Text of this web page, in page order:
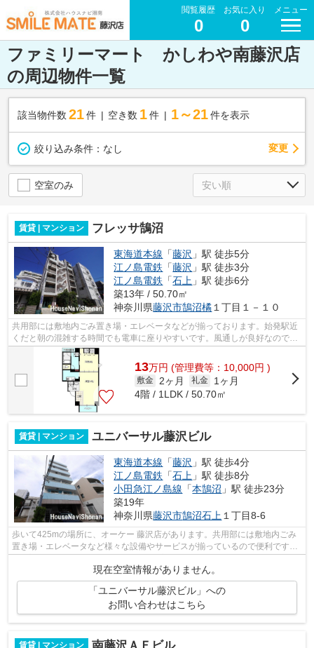
閲覧履歴
0
お気に入り
0
メニュー
ファミリーマート かしわや南藤沢店
の周辺物件一覧
該当物件数 21件 空き数 1 件 1～21 件を表示
絞り込み条件： なし 変更
空室のみ
賃貸 | マンション フレッサ鵠沼
東海道本線 「藤沢 」駅 徒歩5分
江ノ島電鉄 「藤沢 」駅 徒歩3分
江ノ島電鉄 「石上 」駅 徒歩6分
築13年 / 50.70㎡
神奈川県藤沢市鵠沼橘 １丁目１－１０
共用部には敷地内ごみ置き場・エレベータなどが揃っております。始発駅近
くだと朝の混雑する時間でも電車に座りやすいです。風通しが良好なので、
夏も涼しい風がはいってきます。デザ...
13万円 (管理費等：10,000円 )
敷金 2ヶ月 礼金
1ヶ月
4階 / 1LDK / 50.70㎡
賃貸 | マンション ユニバーサル藤沢ビル
東海道本線 「藤沢 」駅 徒歩4分
江ノ島電鉄 「石上 」駅 徒歩8分
小田急江ノ島線 「本鵠沼 」駅 徒歩23分
築19年
神奈川県藤沢市鵠沼石上 １丁目8-6
歩いて425mの場所に、オーケー 藤沢店があります。共用部には敷地内ごみ
置き場・エレベータなど様々な設備やサービスが揃っているので便利です。
現在空室情報がありません。
「ユニバーサル藤沢ビル」への
お問い合わせはこちら
賃貸 | マンション